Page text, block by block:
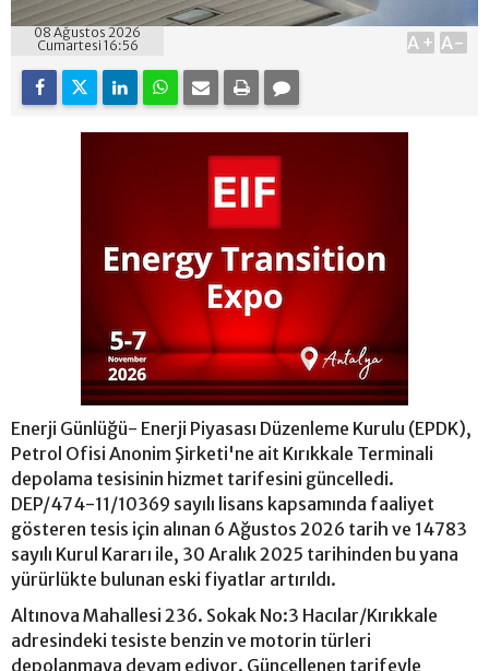
08 Ağustos 2026
Cumartesi 16:56
A+ A-
Enerji Günlüğü- Enerji Piyasası Düzenleme Kurulu (EPDK),
Petrol Ofisi Anonim Şirketi'ne ait Kırıkkale Terminali
depolama tesisinin hizmet tarifesini güncelledi.
DEP/474-11/10369 sayılı lisans kapsamında faaliyet
gösteren tesis için alınan 6 Ağustos 2026 tarih ve 14783
sayılı Kurul Kararı ile, 30 Aralık 2025 tarihinden bu yana
yürürlükte bulunan eski fiyatlar artırıldı.
Altınova Mahallesi 236. Sokak No:3 Hacılar/Kırıkkale
adresindeki tesiste benzin ve motorin türleri
depolanmaya devam ediyor. Güncellenen tarifeyle